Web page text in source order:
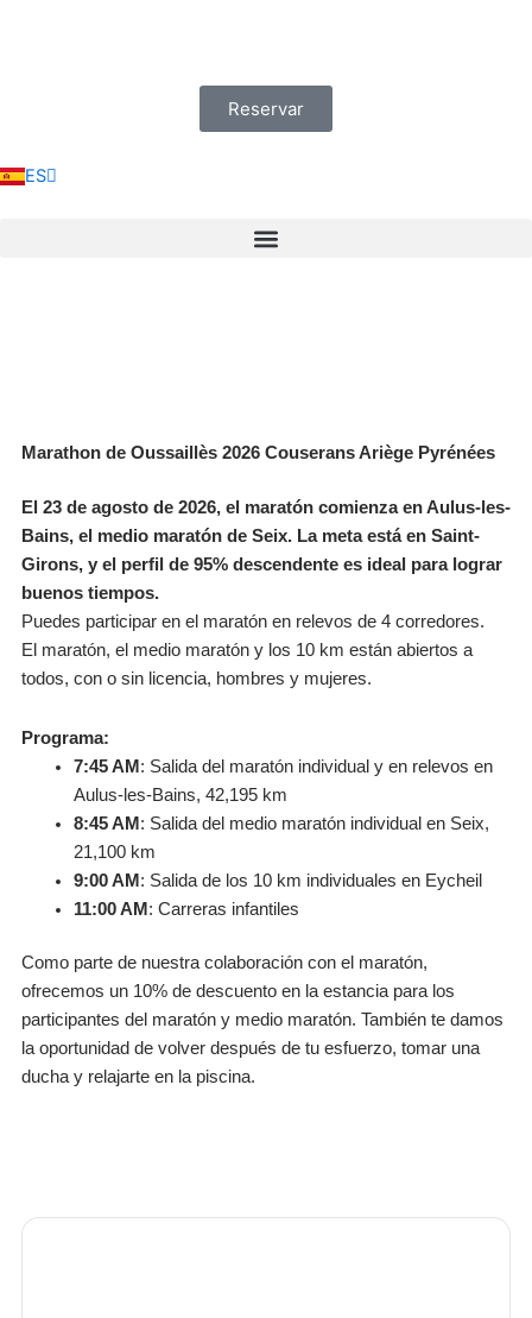
Reservar
ES
DE
Marathon de Oussaillès 2026 Couserans Ariège Pyrénées
El 23 de agosto de 2026, el maratón comienza en Aulus-les-
Bains, el medio maratón de Seix. La meta está en Saint-
Girons, y el perfil de 95% descendente es ideal para lograr
buenos tiempos.
Puedes participar en el maratón en relevos de 4 corredores.
El maratón, el medio maratón y los 10 km están abiertos a
todos, con o sin licencia, hombres y mujeres.
Programa:
7:45 AM: Salida del maratón individual y en relevos en
Aulus-les-Bains, 42,195 km
8:45 AM: Salida del medio maratón individual en Seix,
21,100 km
9:00 AM: Salida de los 10 km individuales en Eycheil
11:00 AM: Carreras infantiles
Como parte de nuestra colaboración con el maratón,
ofrecemos un 10% de descuento en la estancia para los
participantes del maratón y medio maratón. También te damos
la oportunidad de volver después de tu esfuerzo, tomar una
ducha y relajarte en la piscina.